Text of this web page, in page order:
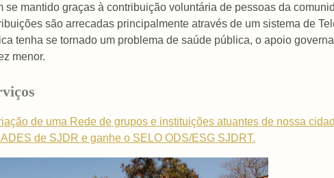
se mantido graças à contribuição voluntária de pessoas da
são arrecadas principalmente através de um sistema de
tenha se tornado um problema de saúde pública, o apoio
menor.
de uma Rede de grupos e instituições atuantes de nossa
de SJDR e ganhe o SELO ODS/ESG SJDRT.